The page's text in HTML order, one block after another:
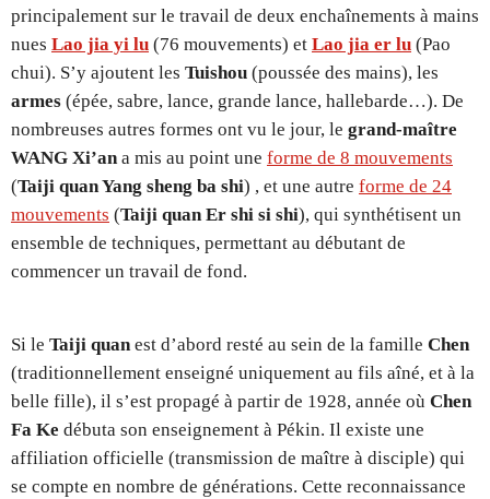
principalement sur le travail de deux enchaînements à mains
nues Lao jia yi lu (76 mouvements) et Lao jia er lu (Pao
chui). S’y ajoutent les Tuishou (poussée des mains), les
armes (épée, sabre, lance, grande lance, hallebarde…). De
nombreuses autres formes ont vu le jour, le grand-maître
WANG Xi’ana mis au point une forme de 8 mouvements
(Taiji quan Yang sheng ba shi) , et une autre forme de 24
mouvements (Taiji quan Er shi si shi), qui synthétisent un
ensemble de techniques, permettant au débutant de
commencer un travail de fond.
Si le Taiji quan est d’abord resté au sein de la famille Chen
(traditionnellement enseigné uniquement au fils aîné, et à la
belle fille), il s’est propagé à partir de 1928, année où Chen
Fa Ke débuta son enseignement à Pékin. Il existe une
affiliation officielle (transmission de maître à disciple) qui
se compte en nombre de générations. Cette reconnaissance